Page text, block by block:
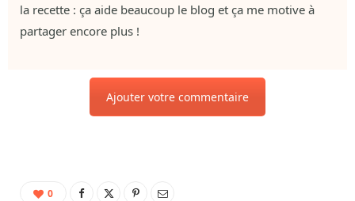
la recette : ça aide beaucoup le blog et ça me motive à
partager encore plus !
Ajouter votre commentaire
0